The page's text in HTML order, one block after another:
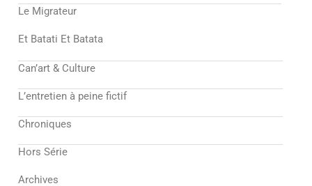
Le Migrateur
Et Batati Et Batata
Can’art & Culture
L’entretien à peine fictif
Chroniques
Hors Série
Archives